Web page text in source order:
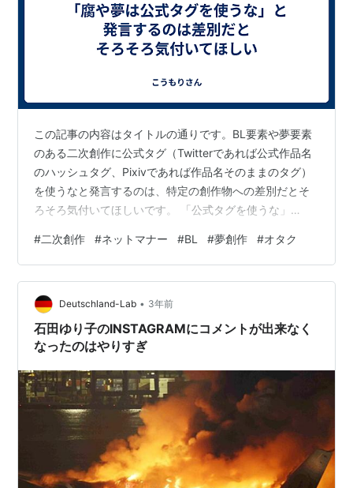
この記事の内容はタイトルの通りです。BL要素や夢要素
のある二次創作に公式タグ（Twitterであれば公式作品名
のハッシュタグ、Pixivであれば作品名そのままのタグ）
を使うなと発言するのは、特定の創作物への差別だとそ
ろそろ気付いてほしいです。 「公式タグを使うな」
っていただいて構いません。 要するに、「BL要素や夢要
素のある二次創作を投稿する際は、公式タグを使わず、
検索避けをして、隠れなければならない」と他人に向け
て発言するのは差別である、ということです。 なお、タ
イトルにてBLのことを「腐」と呼びましたが、これは
「公式タグを使うな、検索避けを…
#二次創作 #ネットマナー #BL #夢創作 #オタク
Deutschland-Lab • 3年前
石田ゆり子のINSTAGRAMにコメントが出来なく
なったのはやりすぎ